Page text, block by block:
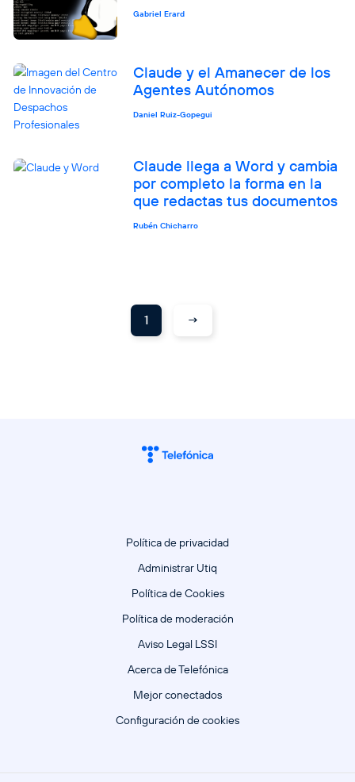
Gabriel Erard
Claude y el Amanecer de los
Agentes Autónomos
Daniel Ruiz-Gopegui
Claude llega a Word y cambia
por completo la forma en la
que redactas tus documentos
Rubén Chicharro
1 →
Política de privacidad
Administrar Utiq
Política de Cookies
Política de moderación
Aviso Legal LSSI
Acerca de Telefónica
Mejor conectados
Configuración de cookies